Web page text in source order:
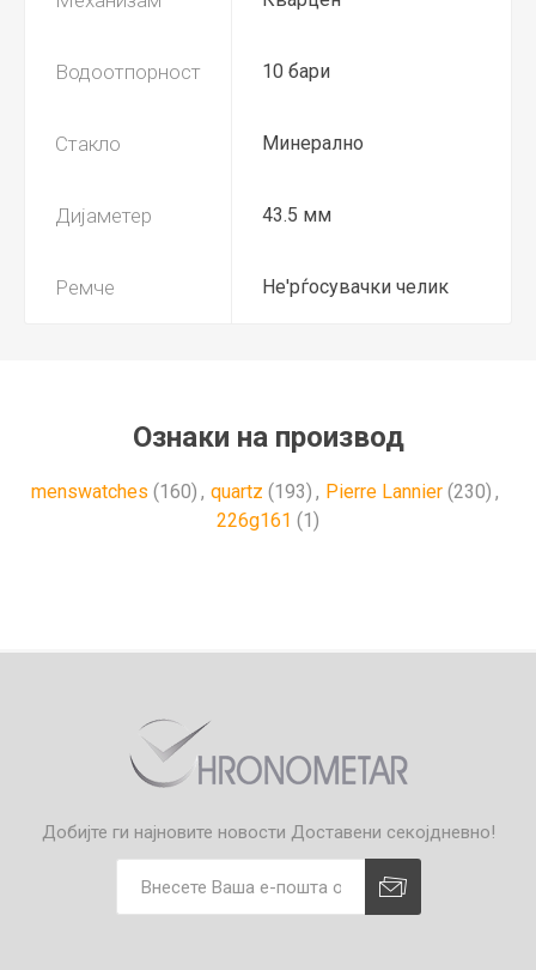
Водоотпорност 10 бари
Стакло Минерално
Дијаметер 43.5 мм
Ремче Не'рѓосувачки челик
Ознаки на производ
menswatches (160) , quartz (193) , Pierre Lannier (230) ,
226g161 (1)
Добијте ги најновите новости Доставени секојдневно!